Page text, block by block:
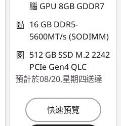
腦 GPU 8GB GDDR7
16 GB DDR5-
5600MT/s (SODIMM)
512 GB SSD M.2 2242
PCIe Gen4 QLC
預計於08/20,星期四送達
快速預覽